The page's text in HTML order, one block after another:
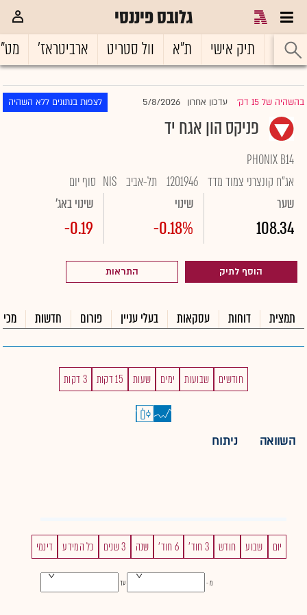
גלובס פיננסי
ראשי תיק אישי ת"א וול סטריט ארביטראז'
בהשהיה של 15 דק' |עדכון אחרון 5/8/2026 לצפות בנתונים ללא השהיה
פניקס הון אגח יד
PHONIX B14
אג"ח קונצרני צמוד מדד 1201946 תל-אביב NIS סוף יום
שער
108.34
שינוי
-0.18%
שינוי באג'
-0.19
הוסף לתיק התראות
תמצית דוחות עסקאות בעלי עניין פורום חדשות
חודשים שבועות ימים שעות 15 דקות 3 דקות
השוואה ניתוח
יום שבוע חודש 3 חוד' 6 חוד' שנה 3 שנים כל המידע דינמי
מ - עד